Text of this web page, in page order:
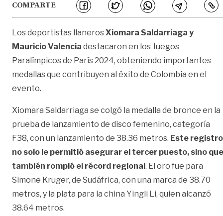
COMPARTE
Los deportistas llanerosXiomara Saldarriaga y
Mauricio Valencia destacaron en los Juegos
Paralímpicos de París 2024, obteniendo importantes
medallas que contribuyen al éxito de Colombia en el
evento.
Xiomara Saldarriaga se colgó la medalla de bronce en la
prueba de lanzamiento de disco femenino, categoría
F38, con un lanzamiento de 38.36 metros. Este registro
no solo le permitió asegurar el tercer puesto, sino que
también rompió el récord regional. El oro fue para
Simone Kruger, de Sudáfrica, con una marca de 38.70
metros, y la plata para la china Yingli Li, quien alcanzó
38.64 metros.